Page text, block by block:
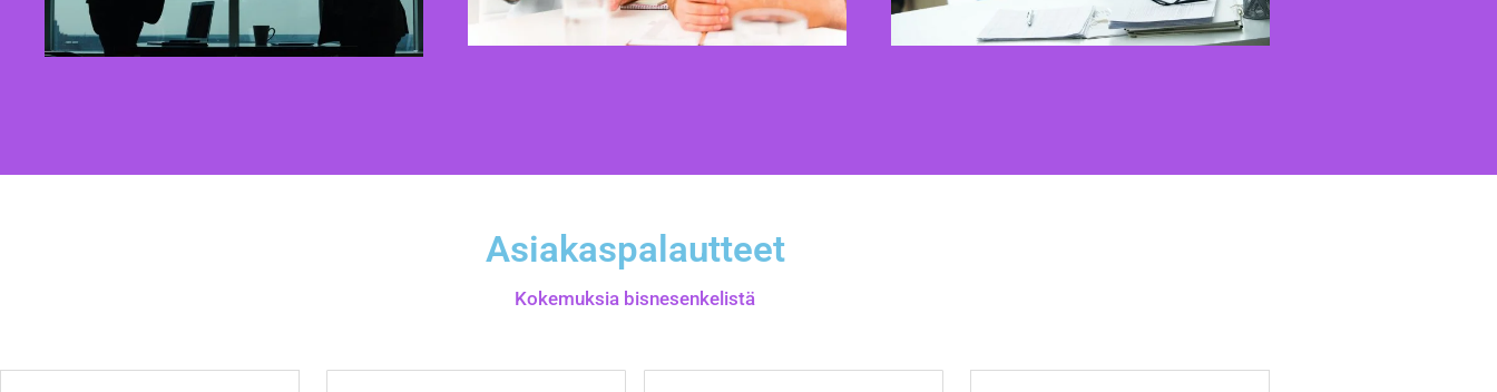
Asiakaspalautteet
Kokemuksia bisnesenkelistä